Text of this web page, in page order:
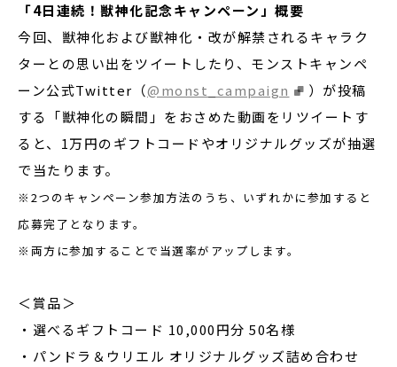
「4日連続！獣神化記念キャンペーン」概要
今回、獣神化および獣神化・改が解禁されるキャラク
ターとの思い出をツイートしたり、モンストキャンペ
ーン公式Twitter（@monst_campaign
）が投稿
する「獣神化の瞬間」をおさめた動画をリツイートす
ると、1万円のギフトコードやオリジナルグッズが抽選
で当たります。
※2つのキャンペーン参加方法のうち、いずれかに参加すると
応募完了となります。
※両方に参加することで当選率がアップします。
＜賞品＞
・選べるギフトコード 10,000円分 50名様
・パンドラ＆ウリエル オリジナルグッズ詰め合わせ